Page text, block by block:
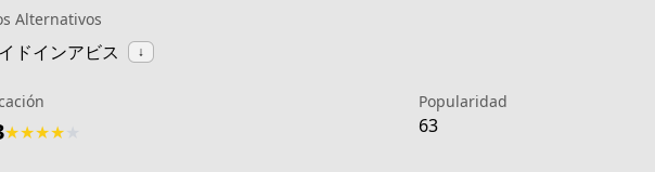
Alternativos
ドインアビス ↓
★★★★
Popularidad
63